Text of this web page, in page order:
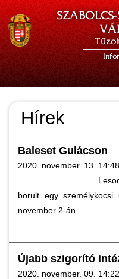
Hírek
Baleset Gulácson
2020. november. 13. 14:48
borult egy személykocsi
november 2-án.
Újabb szigorító
2020. november. 09. 14:22